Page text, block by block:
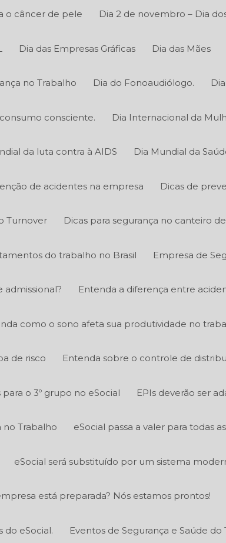
o câncer de pele Dia 2 de novembro – Dia
Dia das Empresas Gráficas Dia das Mães
no Trabalho Dia do Fonoaudiólogo.
consciente. Dia Internacional da
da luta contra à AIDS Dia Mundial da
de acidentes na empresa Dicas de
Turnover Dicas para segurança no canteiro
do trabalho no Brasil Empresa de
Entenda a diferença entre
como o sono afeta sua produtividade no
de risco Entenda sobre o controle de
o 3º grupo no eSocial EPIs deverão ser
no Trabalho eSocial passa a valer para todas
eSocial será substituído por um sistema
está preparada? Nós estamos prontos!
do eSocial. Eventos de Segurança e Saúde